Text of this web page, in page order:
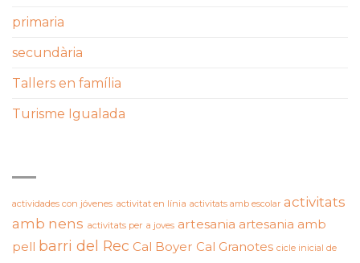
primaria
secundària
Tallers en família
Turisme Igualada
actividades con jóvenes activitat en línia activitats amb escolar activitats
amb nens activitats per a joves artesania artesania amb
pell barri del Rec Cal Boyer Cal Granotes cicle inicial de